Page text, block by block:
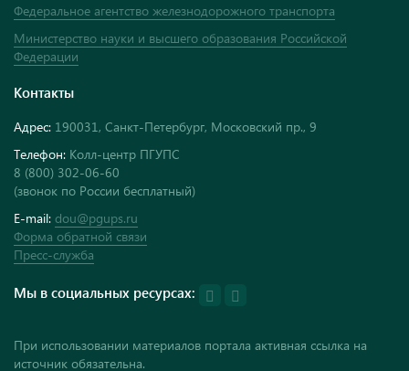
Федеральное агентство железнодорожного транспорта
Министерство науки и высшего образования Российской
Федерации
Контакты
Адрес: 190031, Санкт-Петербург, Московский пр., 9
Телефон: Колл-центр ПГУПС
8 (800) 302-06-60
(звонок по России бесплатный)
E-mail: dou@pgups.ru
Форма обратной связи
Пресс-служба
Мы в социальных ресурсах:
При использовании материалов портала активная ссылка на
источник обязательна.